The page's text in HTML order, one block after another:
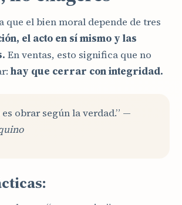
que el bien moral depende de tres
el acto en sí mismo y las
En ventas, esto significa que no
hay que cerrar con integridad.
obrar según la verdad.” —